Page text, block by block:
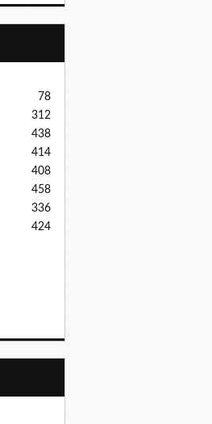
78
312
438
414
408
458
336
424